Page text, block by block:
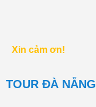
Xin cảm ơn!
TOUR ĐÀ NẴNG